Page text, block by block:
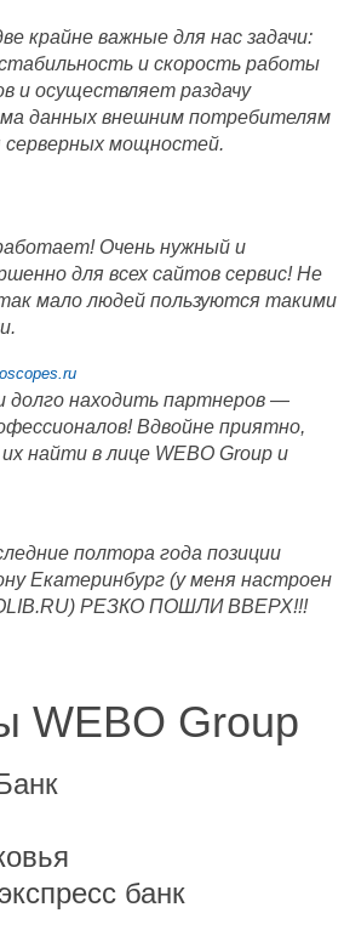
крайне важные для нас задачи:
и скорость работы
и осуществляет раздачу
данных внешним потребителям
серверных мощностей.
Очень нужный и
для всех сайтов сервис! Не
мало людей пользуются такими
долго находить партнеров —
Вдвойне приятно,
найти в лице WEBO Group и
полтора года позиции
Екатеринбург (у меня настроен
РЕЗКО ПОШЛИ ВВЕРХ!!!
WEBO Group
банк